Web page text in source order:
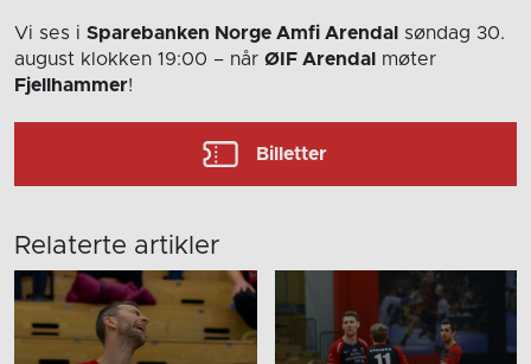
Vi ses i Sparebanken Norge Amfi Arendal
søndag 30.
august klokken 19:00 – når ØIF Arendal
møter
Fjellhammer!
Billetter
Relaterte artikler